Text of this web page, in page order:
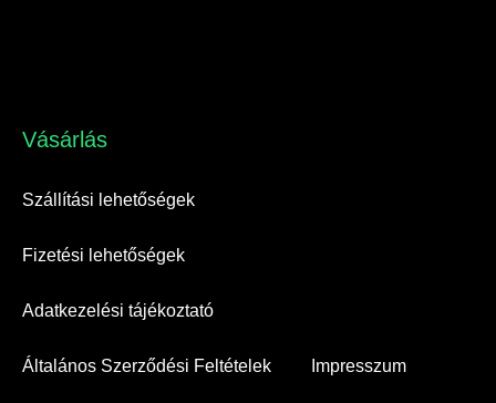
Vásárlás​
Szállítási lehetőségek
Fizetési lehetőségek
Adatkezelési tájékoztató
Általános Szerződési Feltételek Impresszum